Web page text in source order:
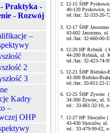
Praktyka -
- Rozwój
–
2
3
Kadry
–
OHP
2. 12-15 ŚHP
40-120 Pyskowice,
tel./fax: 32-333-20-
3. 12-17 ŚHP
43-602 Jaworzno, ul.
tel./fax: 32-660-00-
4. 12-20 HP Rybnik (
44-200 Rybnik, ul.
tel./fax: 32-423-74-
5. 12-21 ŚHP Bielsko-
43-300 Bielsko-
tel./fax: 33-812-22-
6. 12-25 ŚHP Żywiec (
34-300 Żywiec, ul.
tel.: 33-861-32-10,
7. 12-27 HP Skoczów
43-430 Skoczów, ul.
tel.: 33-479-99-62,